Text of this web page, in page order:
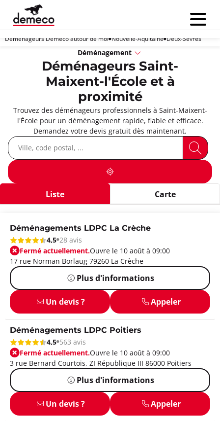
Menu
Déménageurs Demeco autour de moi Nouvelle-Aquitaine Deux-Sèvres
Déménagement
Déménageurs Saint-
Maixent-l'École et à
proximité
Trouvez des déménageurs professionnels à Saint-Maixent-
l'École pour un déménagement rapide, fiable et efficace.
Demandez votre devis gratuit dès maintenant.
Liste Carte
Déménagements LDPC La Crèche
4,5 28 avis
Fermé actuellement.Ouvre le 10 août à 09:00
17 rue Norman Borlaug 79260 La Crèche
Plus d'informations
Un devis ? Appeler
Déménagements LDPC Poitiers
4,5 563 avis
Fermé actuellement.Ouvre le 10 août à 09:00
3 rue Bernard Courtois, ZI République III 86000 Poitiers
Plus d'informations
Un devis ? Appeler